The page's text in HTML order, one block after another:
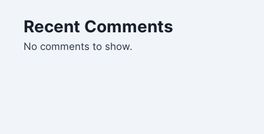
Recent Comments
No comments to show.